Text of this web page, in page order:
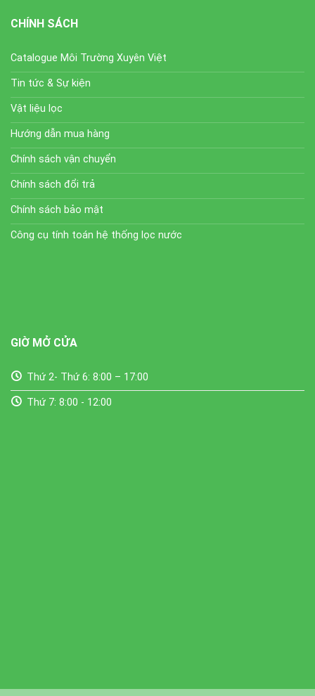
CHÍNH SÁCH
Catalogue Môi Trường Xuyên Việt
Tin tức & Sự kiện
Vật liệu lọc
Hướng dẫn mua hàng
Chính sách vận chuyển
Chính sách đổi trả
Chính sách bảo mật
Công cụ tính toán hệ thống lọc nước
GIỜ MỞ CỬA
Thứ 2- Thứ 6: 8:00 – 17:00
Thứ 7: 8:00 - 12:00